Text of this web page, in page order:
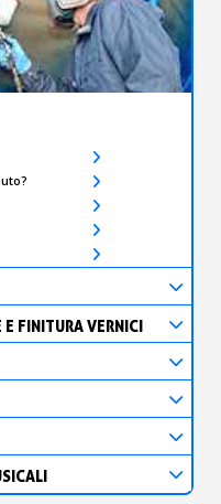
FINITURA VERNICI